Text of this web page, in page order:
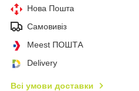
Нова Пошта
Самовивіз
Meest ПОШТА
Delivery
Всі умови доставки